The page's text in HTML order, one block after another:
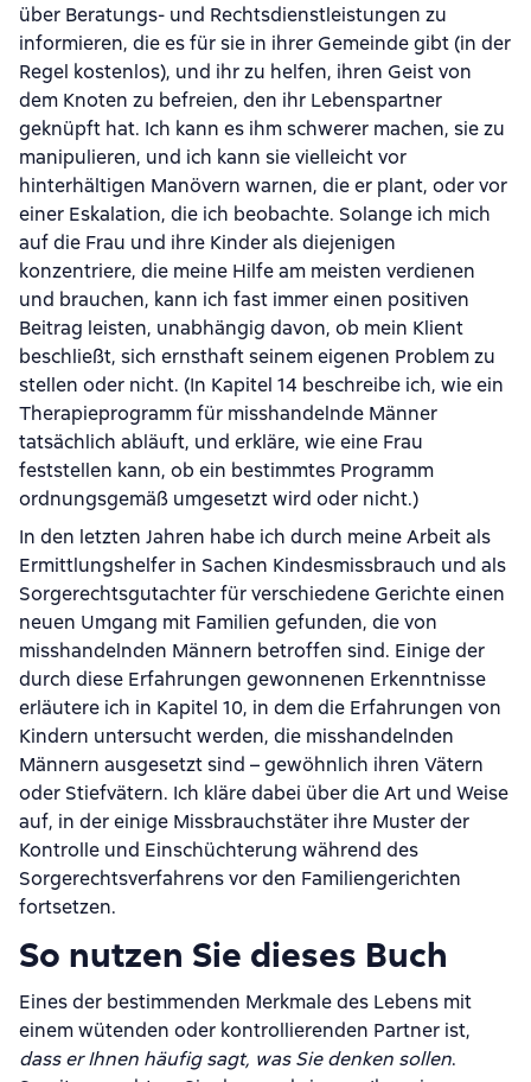
über Beratungs- und Rechtsdienstleistungen zu
informieren, die es für sie in ihrer Gemeinde gibt (in der
Regel kostenlos), und ihr zu helfen, ihren Geist von
dem Knoten zu befreien, den ihr Lebenspartner
geknüpft hat. Ich kann es ihm schwerer machen, sie zu
manipulieren, und ich kann sie vielleicht vor
hinterhältigen Manövern warnen, die er plant, oder vor
einer Eskalation, die ich beobachte. Solange ich mich
auf die Frau und ihre Kinder als diejenigen
konzentriere, die meine Hilfe am meisten verdienen
und brauchen, kann ich fast immer einen positiven
Beitrag leisten, unabhängig davon, ob mein Klient
beschließt, sich ernsthaft seinem eigenen Problem zu
stellen oder nicht. (In Kapitel 14 beschreibe ich, wie ein
Therapieprogramm für misshandelnde Männer
tatsächlich abläuft, und erkläre, wie eine Frau
feststellen kann, ob ein bestimmtes Programm
ordnungsgemäß umgesetzt wird oder nicht.)
In den letzten Jahren habe ich durch meine Arbeit als
Ermittlungshelfer in Sachen Kindesmissbrauch und als
Sorgerechtsgutachter für verschiedene Gerichte einen
neuen Umgang mit Familien gefunden, die von
misshandelnden Männern betroffen sind. Einige der
durch diese Erfahrungen gewonnenen Erkenntnisse
erläutere ich in Kapitel 10, in dem die Erfahrungen von
Kindern untersucht werden, die misshandelnden
Männern ausgesetzt sind – gewöhnlich ihren Vätern
oder Stiefvätern. Ich kläre dabei über die Art und Weise
auf, in der einige Missbrauchstäter ihre Muster der
Kontrolle und Einschüchterung während des
Sorgerechtsverfahrens vor den Familiengerichten
fortsetzen.
So nutzen Sie dieses Buch
Eines der bestimmenden Merkmale des Lebens mit
einem wütenden oder kontrollierenden Partner ist,
dass er Ihnen häufig sagt, was Sie denken sollen.